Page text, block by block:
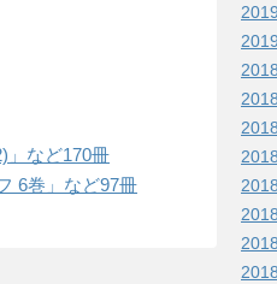
」など170冊
6巻」など97冊